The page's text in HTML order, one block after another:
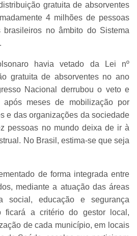
gratuita de absorventes
4 milhões de pessoas
no âmbito do Sistema
havia vetado da Lei nº
gratuita de absorventes no ano
Nacional derrubou o veto e
após meses de mobilização por
e das organizações da sociedade
pessoas no mundo deixa de ir à
No Brasil, estima-se que seja
de forma integrada entre
mediante a atuação das áreas
social, educação e segurança
ficará a critério do gestor local,
de cada município, em locais